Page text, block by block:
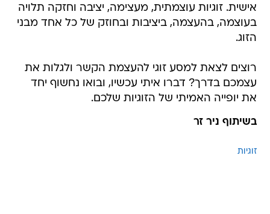
אישית. זוגיות עוצמתית, מעצימה, יציבה וחזקה תלויה
בעוצמה, בהעצמה, ביציבות ובחוזק של כל אחד מבני
הזוג.
רוצים לצאת למסע זוגי להעצמת הקשר ולגלות את
עצמכם בדרך? דברו איתי עכשיו, ובואו נחשוף יחד
את יופייה האמיתי של הזוגיות שלכם.
בשיתוף ניר זר
זוגיות